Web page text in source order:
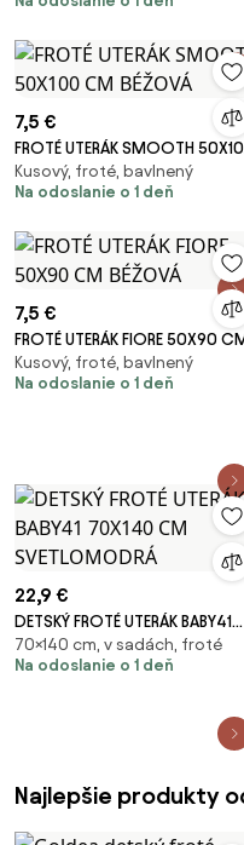
7,5 €
FROTÉ UTERÁK SMOOTH
CM BÉŽOVÁ
Kusový, froté, bavlnený
Na odoslanie o 1 deň
7,5 €
FROTÉ UTERÁK FIORE 50X90
BÉŽOVÁ
Kusový, froté, bavlnený
Na odoslanie o 1 deň
22,9 €
DETSKÝ FROTÉ UTERÁK BABY41
70X140 CM SVETLOMODRÁ
70×140 cm, v sadách, froté
Na odoslanie o 1 deň
Najlepšie produkty